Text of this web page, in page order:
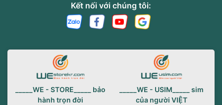
Kết nối với chúng tôi:
_____WE - STORE_____ bảo
hành trọn đời
_____WE - USIM_____ sim
của người VIỆT